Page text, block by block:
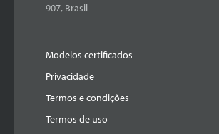
907, Brasil
Modelos certificados
Privacidade
Termos e condições
Termos de uso